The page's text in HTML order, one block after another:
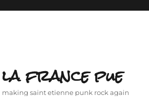
la france pue
making saint etienne punk rock again